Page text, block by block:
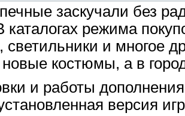
заскучали без
каталогах режима
светильники и многое
костюмы, а в
и работы
версия